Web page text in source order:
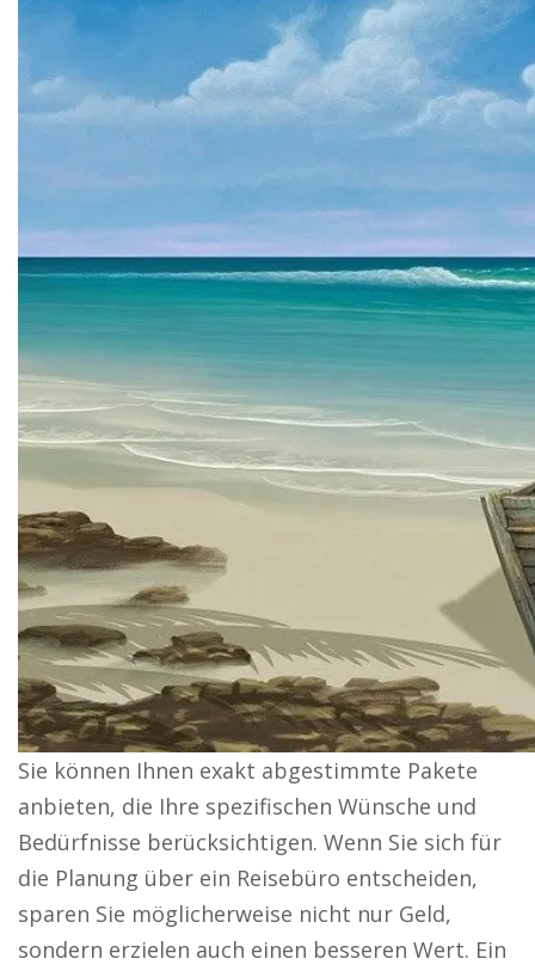
Sie können Ihnen exakt abgestimmte Pakete
anbieten, die Ihre spezifischen Wünsche und
Bedürfnisse berücksichtigen. Wenn Sie sich für
die Planung über ein Reisebüro entscheiden,
sparen Sie möglicherweise nicht nur Geld,
sondern erzielen auch einen besseren Wert. Ein